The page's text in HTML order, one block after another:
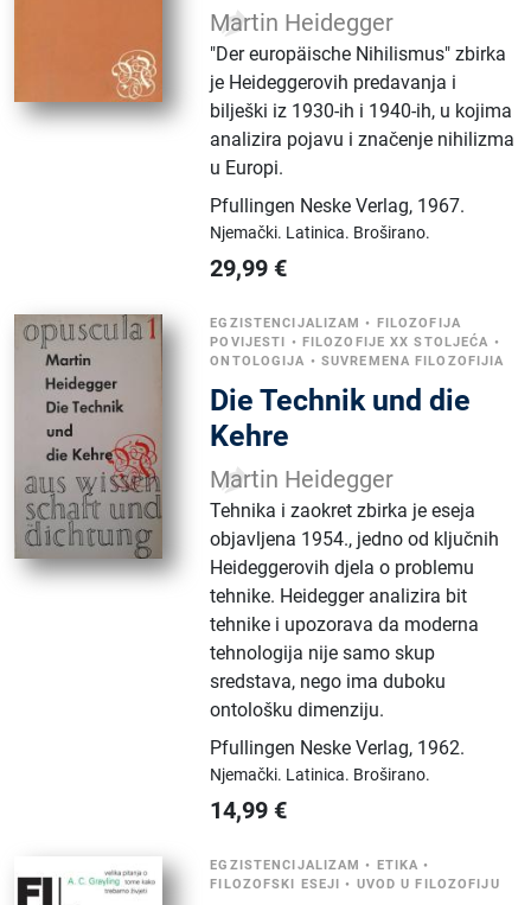
Martin Heidegger
"Der europäische Nihilismus" zbirka
je Heideggerovih predavanja i
bilješki iz 1930-ih i 1940-ih, u kojima
analizira pojavu i značenje nihilizma
u Europi.
Pfullingen Neske Verlag, 1967.
Njemački. Latinica. Broširano.
29,99 €
EGZISTENCIJALIZAM • FILOZOFIJA
POVIJESTI • FILOZOFIJE XX STOLJEĆA •
ONTOLOGIJA • SUVREMENA FILOZOFIJIA
Die Technik und die
Kehre
Martin Heidegger
Tehnika i zaokret zbirka je eseja
objavljena 1954., jedno od ključnih
Heideggerovih djela o problemu
tehnike. Heidegger analizira bit
tehnike i upozorava da moderna
tehnologija nije samo skup
sredstava, nego ima duboku
ontološku dimenziju.
Pfullingen Neske Verlag, 1962.
Njemački. Latinica. Broširano.
14,99 €
EGZISTENCIJALIZAM • ETIKA •
FILOZOFSKI ESEJI • UVOD U FILOZOFIJU